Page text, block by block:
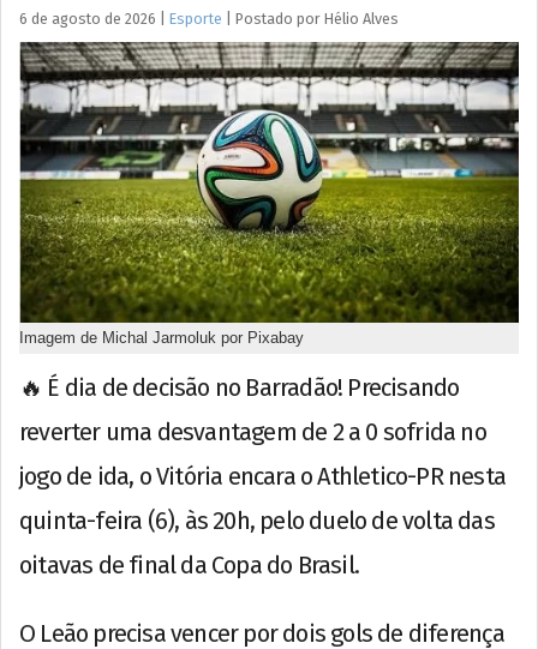
6 de agosto de 2026 Esporte Postado por Hélio Alves
Imagem de Michal Jarmoluk por Pixabay
🔥 É dia de decisão no Barradão! Precisando
reverter uma desvantagem de 2 a 0 sofrida no
jogo de ida, o Vitória encara o Athletico-PR nesta
quinta-feira (6), às 20h, pelo duelo de volta das
oitavas de final da Copa do Brasil.
O Leão precisa vencer por dois gols de diferença